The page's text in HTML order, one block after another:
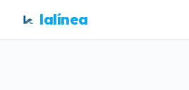
lalínea